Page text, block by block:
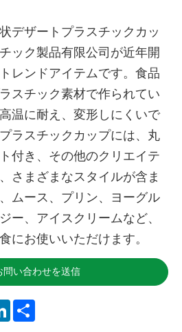
デザートプラスチックカッ
ック製品有限公司が近年開
レンドアイテムです。食品
スチック素材で作られてい
温に耐え、変形しにくいで
ラスチックカップには、丸
付き、その他のクリエイテ
さまざまなスタイルが含ま
ムース、プリン、ヨーグル
ー、アイスクリームなど、
にお使いいただけます。
問い合わせを送信
LinkedIn